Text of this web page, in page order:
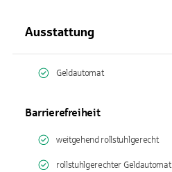
Ausstattung
Geldautomat
Barrierefreiheit
weitgehend rollstuhlgerecht
rollstuhlgerechter Geldautomat